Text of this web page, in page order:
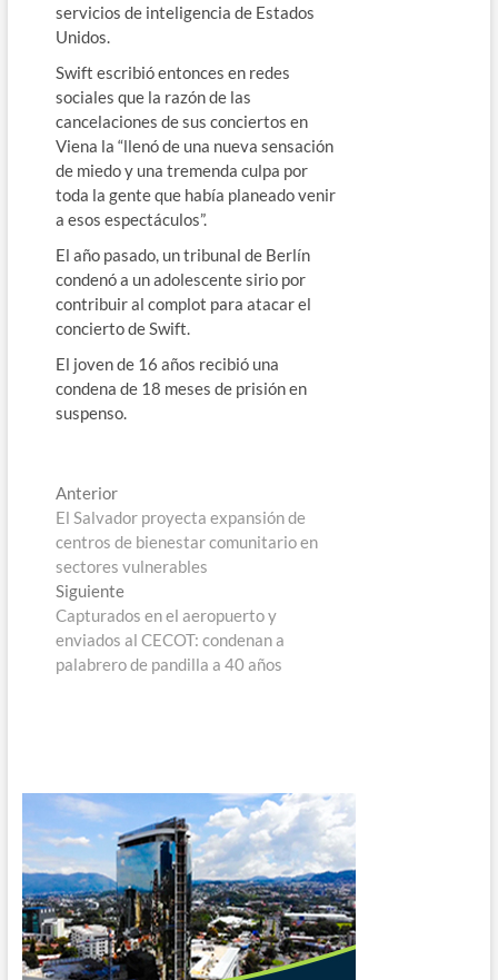
servicios de inteligencia de Estados
Unidos.
Swift escribió entonces en redes
sociales que la razón de las
cancelaciones de sus conciertos en
Viena la “llenó de una nueva sensación
de miedo y una tremenda culpa por
toda la gente que había planeado venir
a esos espectáculos”.
El año pasado, un tribunal de Berlín
condenó a un adolescente sirio por
contribuir al complot para atacar el
concierto de Swift.
El joven de 16 años recibió una
condena de 18 meses de prisión en
suspenso.
Navegación
de
entradas
AnteriorEntrada
anterior:
El Salvador proyecta expansión de
centros de bienestar comunitario en
sectores vulnerables
SiguienteEntrada
siguiente:
Capturados en el aeropuerto y
enviados al CECOT: condenan a
palabrero de pandilla a 40 años